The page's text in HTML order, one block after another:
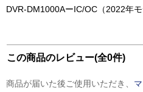
DVR-DM1000AーIC/OC（2022年モ
この商品のレビュー(全0件)
商品が届いた後ご使用いただき、